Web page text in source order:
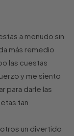
a menudo sin
más remedio
las cuestas
y me siento
para darle las
tan
un divertido